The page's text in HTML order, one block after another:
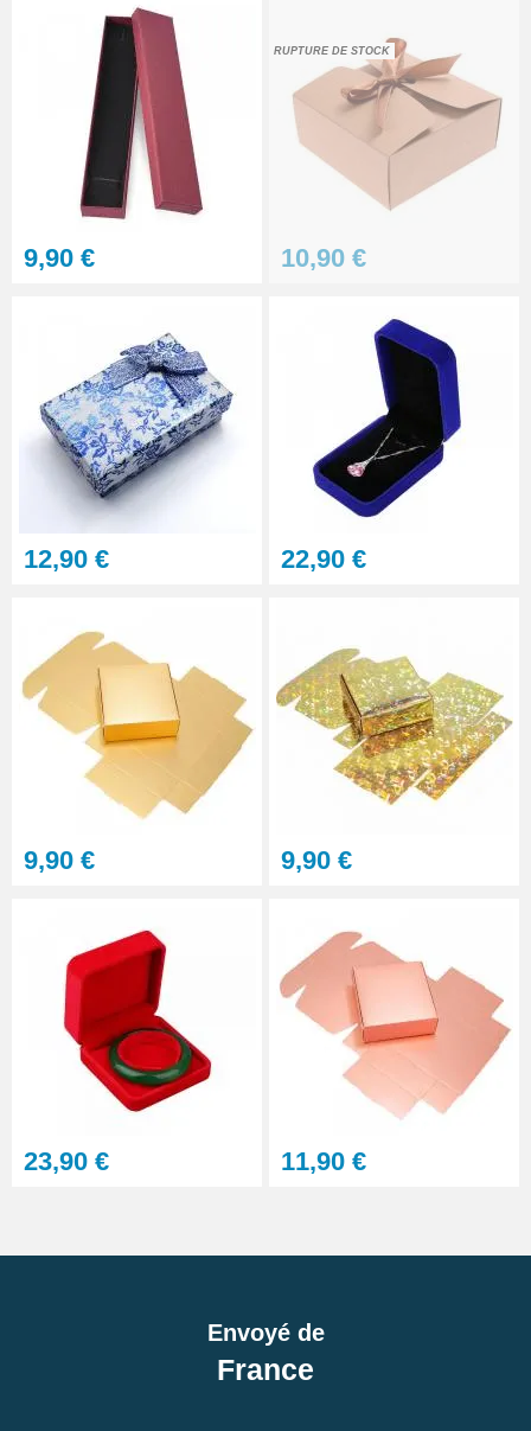
9,90 €
RUPTURE DE STOCK
10,90 €
12,90 € 22,90 €
9,90 € 9,90 €
23,90 € 11,90 €
Envoyé de
France